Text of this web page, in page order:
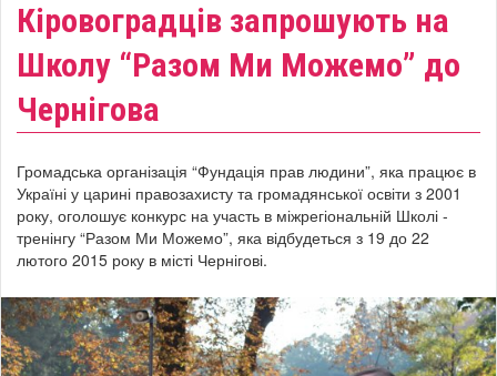
Кіровоградців запрошують на
Школу “Разом Ми Можемо” до
Чернігова
Громадська організація “Фундація прав людини”, яка працює в
Україні у царині правозахисту та громадянської освіти з 2001
року, оголошує конкурс на участь в міжрегіональній Школі -
тренінгу “Разом Ми Можемо”, яка відбудеться з 19 до 22
лютого 2015 року в місті Чернігові.